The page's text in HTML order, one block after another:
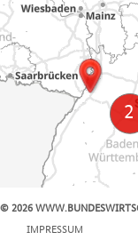
© 2026
IMPRESSUM